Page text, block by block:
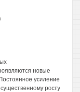
новые
усиление
росту